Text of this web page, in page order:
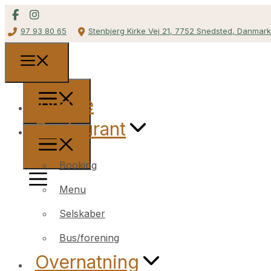
97 93 80 65 Stenbjerg Kirke Vej 21, 7752 Snedsted, Danmark
Forside
Restaurant
Booking
Menu
Selskaber
Bus/forening
Overnatning